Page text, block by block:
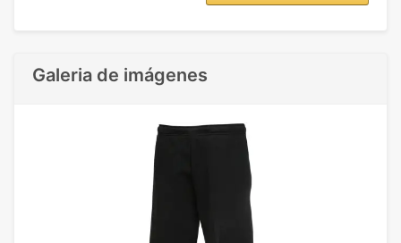
Galeria de imágenes